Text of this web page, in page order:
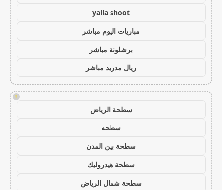
yalla shoot
مباريات اليوم مباشر
برشلونة مباشر
ريال مدريد مباشر
!
سطحة الرياض
سطحه
سطحة بين المدن
سطحة هيدروليك
سطحة شمال الرياض